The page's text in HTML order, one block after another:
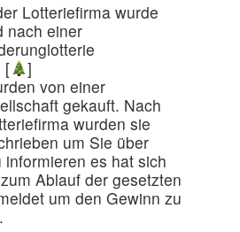
Lotteriefirma wurde
nach einer
[
]
von einer
gekauft. Nach
wurden sie
um Sie über
es hat sich
Ablauf der gesetzten
um den Gewinn zu